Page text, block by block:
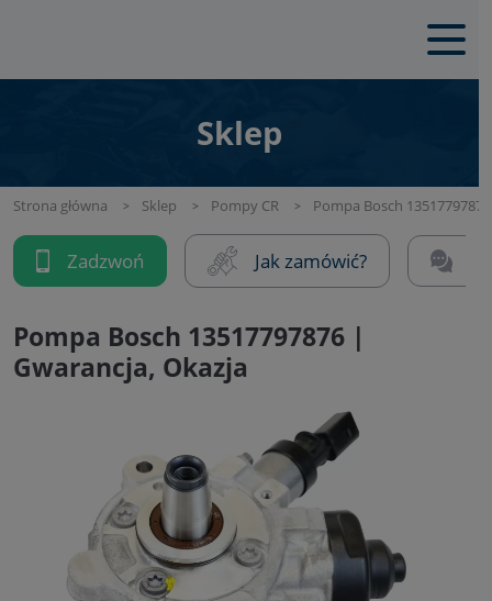
Sklep
Strona główna Sklep Pompy CR Pompa Bosch
Zadzwoń Jak zamówić?
Pompa Bosch 13517797876 |
Gwarancja, Okazja